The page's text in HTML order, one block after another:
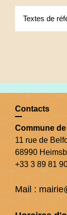
Textes de
Contacts
Commune
11 rue de
68990
+33 3 89 81
Mail :